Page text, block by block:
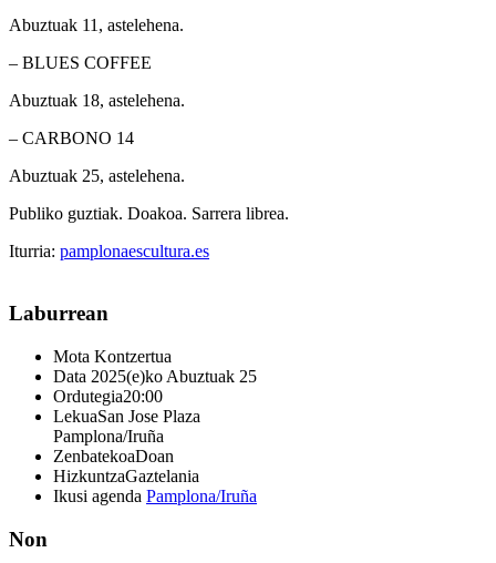
Abuztuak 11, astelehena.
– BLUES COFFEE
Abuztuak 18, astelehena.
– CARBONO 14
Abuztuak 25, astelehena.
Publiko guztiak. Doakoa. Sarrera librea.
Iturria: pamplonaescultura.es
Laburrean
Mota Kontzertua
Data 2025(e)ko Abuztuak 25
Ordutegia20:00
LekuaSan Jose Plaza
Pamplona/Iruña
ZenbatekoaDoan
HizkuntzaGaztelania
Ikusi agenda Pamplona/Iruña
Non